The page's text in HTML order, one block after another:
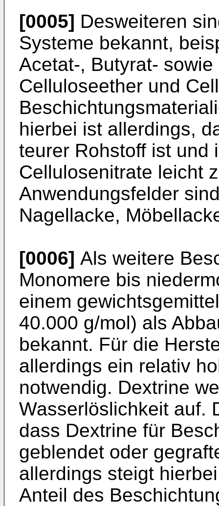
[0005] Desweiteren
Systeme bekannt,
Acetat-, Butyrat-
Celluloseether und
hierbei ist allerdings,
teurer Rohstoff ist und
Cellulosenitrate leicht
Anwendungsfelder
Nagellacke,
[0006] Als weitere
Monomere bis
einem
40.000 g/mol) als
bekannt. Für die
allerdings ein relativ
notwendig. Dextrine
Wasserlöslichkeit auf.
dass Dextrine für
geblendet oder
allerdings steigt
Anteil des